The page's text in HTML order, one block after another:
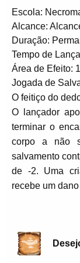
Escola:
Alcance:
Duração:
Tempo de
Área de Efeito:
Jogada de
O feitiço do
O lançador
terminar o
corpo a não
salvamento
de -2. Uma
recebe um